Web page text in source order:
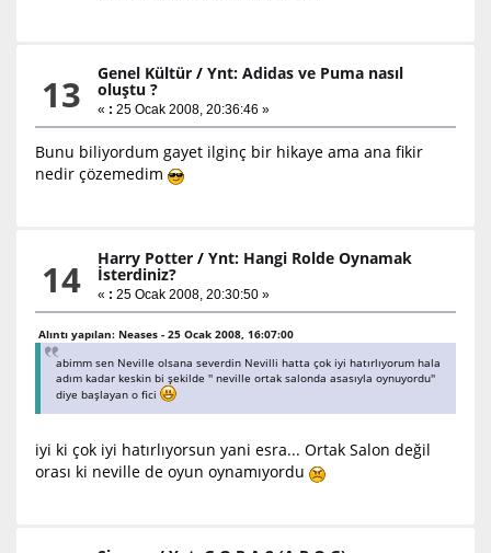
13 Genel Kültür /Ynt: Adidas ve Puma nasıl
oluştu ?
« : 25 Ocak 2008, 20:36:46 »
Bunu biliyordum gayet ilginç bir hikaye ama ana fikir
nedir çözemedim
14 Harry Potter /Ynt: Hangi Rolde Oynamak
İsterdiniz?
« : 25 Ocak 2008, 20:30:50 »
Alıntı yapılan: Neases - 25 Ocak 2008, 16:07:00
abimm sen Neville olsana severdin Nevilli hatta çok iyi hatırlıyorum hala
adım kadar keskin bi şekilde '' neville ortak salonda asasıyla oynuyordu''
diye başlayan o fici
iyi ki çok iyi hatırlıyorsun yani esra... Ortak Salon değil
orası ki neville de oyun oynamıyordu